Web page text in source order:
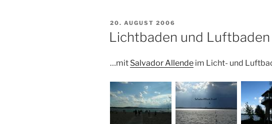
VERÖFFENTLICHT
20. AUGUST 2006
Lichtbaden und Luftbaden
…mit Salvador Allende im Licht- und